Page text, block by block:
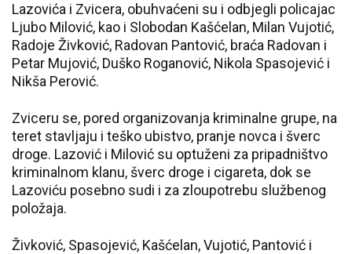
Lazovića i Zvicera, obuhvaćeni su i odbjegli policajac
Ljubo Milović, kao i Slobodan Kašćelan, Milan Vujotić,
Radoje Živković, Radovan Pantović, braća Radovan i
Petar Mujović, Duško Roganović, Nikola Spasojević i
Nikša Perović.
Zviceru se, pored organizovanja kriminalne grupe, na
teret stavljaju i teško ubistvo, pranje novca i šverc
droge. Lazović i Milović su optuženi za pripadništvo
kriminalnom klanu, šverc droge i cigareta, dok se
Lazoviću posebno sudi i za zloupotrebu službenog
položaja.
Živković, Spasojević, Kašćelan, Vujotić, Pantović i